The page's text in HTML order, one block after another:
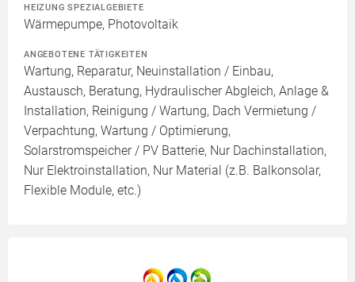
HEIZUNG SPEZIALGEBIETE
Wärmepumpe, Photovoltaik
ANGEBOTENE TÄTIGKEITEN
Wartung, Reparatur, Neuinstallation / Einbau,
Austausch, Beratung, Hydraulischer Abgleich, Anlage &
Installation, Reinigung / Wartung, Dach Vermietung /
Verpachtung, Wartung / Optimierung,
Solarstromspeicher / PV Batterie, Nur Dachinstallation,
Nur Elektroinstallation, Nur Material (z.B. Balkonsolar,
Flexible Module, etc.)